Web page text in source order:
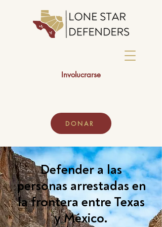
Involucrarse
DONAR
Defender a las
personas arrestadas en
la frontera entre Texas
y México.